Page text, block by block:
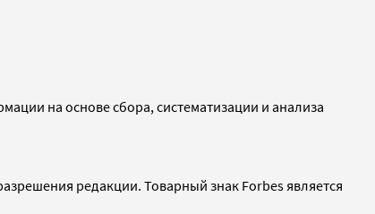
на основе сбора, систематизации и анализа
редакции. Товарный знак Forbes является